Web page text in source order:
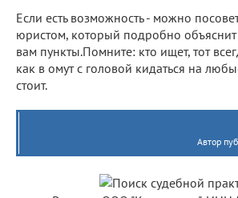
Если есть возможность - можно
юристом, который подробно
вам пункты.Помните: кто ищет, тот
как в омут с головой кидаться на
стоит.
Автор